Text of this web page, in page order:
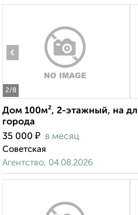
2/8
‹
Дом 100м², 2-этажный, на
города
35 000 ₽ в месяц
Советская
Агентство, 04.08.2026